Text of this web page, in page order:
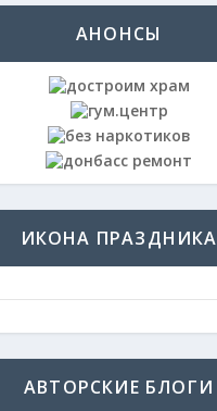
АНОНСЫ
ИКОНА ПРАЗДНИКА
АВТОРСКИЕ БЛОГИ